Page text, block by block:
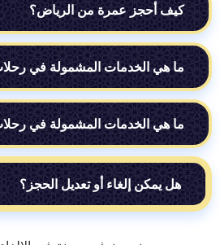
أحجز عمرة من الرياض؟
الخدمات المشمولة في رحلات العمرة؟
الخدمات المشمولة في رحلات العمرة؟
إلغاء أو تعديل الحجز؟